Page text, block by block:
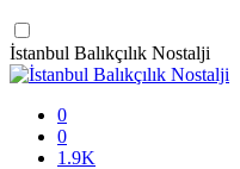
İstanbul Balıkçılık Nostalji
0
0
1.9K